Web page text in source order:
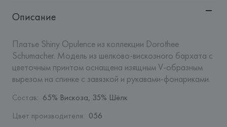
Описание
Платье Shiny Opulence из коллекции Dorothee
Schumacher. Модель из шелково-вискозного бархата с
цветочным принтом оснащена изящным V-образным
вырезом на спинке с завязкой и рукавами-фонариками.
Состав: 65% Вискоза, 35% Шёлк
Цвет производителя: 056